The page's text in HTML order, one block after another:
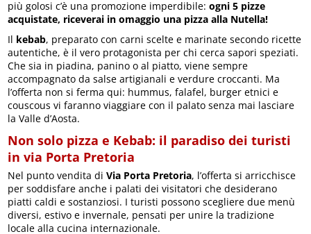
più golosi c’è una promozione imperdibile:ogni 5 pizze
acquistate, riceverai in omaggio una pizza alla Nutella!
Il kebab, preparato con carni scelte e marinate secondo ricette
autentiche, è il vero protagonista per chi cerca sapori speziati.
Che sia in piadina, panino o al piatto, viene sempre
accompagnato da salse artigianali e verdure croccanti. Ma
l’offerta non si ferma qui: hummus, falafel, burger etnici e
couscous vi faranno viaggiare con il palato senza mai lasciare
la Valle d’Aosta.
Non solo pizza e Kebab: il paradiso dei turisti
in via Porta Pretoria
Nel punto vendita diVia Porta Pretoria, l’offerta si arricchisce
per soddisfare anche i palati dei visitatori che desiderano
piatti caldi e sostanziosi. I turisti possono scegliere due menù
diversi, estivo e invernale, pensati per unire la tradizione
locale alla cucina internazionale.